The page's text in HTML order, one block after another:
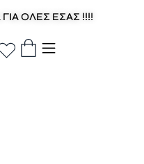
ΟΛΕΣ ΕΣΑΣ !!!!